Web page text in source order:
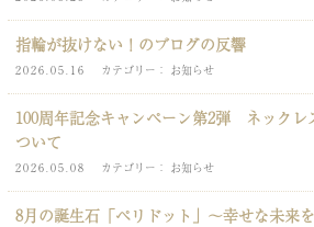
指輪が抜けない！のブログの反響
2026.05.16 カテゴリー お知らせ
100周年記念キャンペーン第2弾 ネックレ
ついて
2026.05.08 カテゴリー お知らせ
8月の誕生石「ペリドット」～幸せな未来